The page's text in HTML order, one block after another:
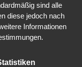
Ich kann es
Umfeld arbeiten?
Wir sind bekannt
sondern ein
sind alle
diese jedoch nach
Informationen